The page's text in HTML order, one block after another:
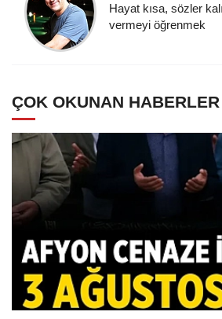
Hayat kısa, sözler
vermeyi öğrenmek
ÇOK OKUNAN HABERLER